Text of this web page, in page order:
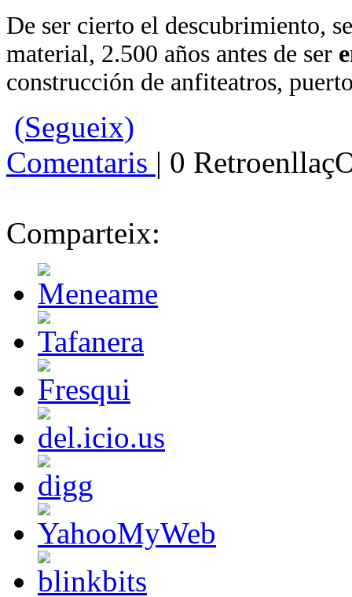
De ser cierto el descubrimiento,
material, 2.500 años antes de ser
construcción de anfiteatros,
(Segueix)
Comentaris | 0
Comparteix: